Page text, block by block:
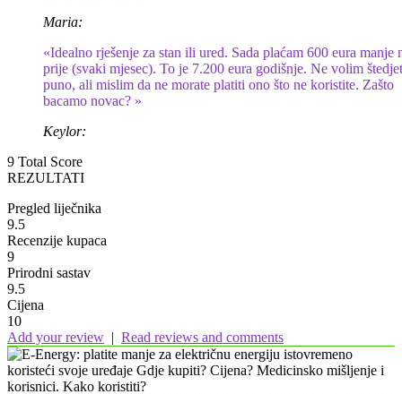
Maria:
«Idealno rješenje za stan ili ured. Sada plaćam 600 eura manje
prije (svaki mjesec). To je 7.200 eura godišnje. Ne volim
puno, ali mislim da ne morate platiti ono što ne koristite. Zašto
bacamo novac? »
Keylor:
9 Total Score
REZULTATI
Pregled liječnika
9.5
Recenzije kupaca
9
Prirodni sastav
9.5
Cijena
10
Add your review | Read reviews and comments